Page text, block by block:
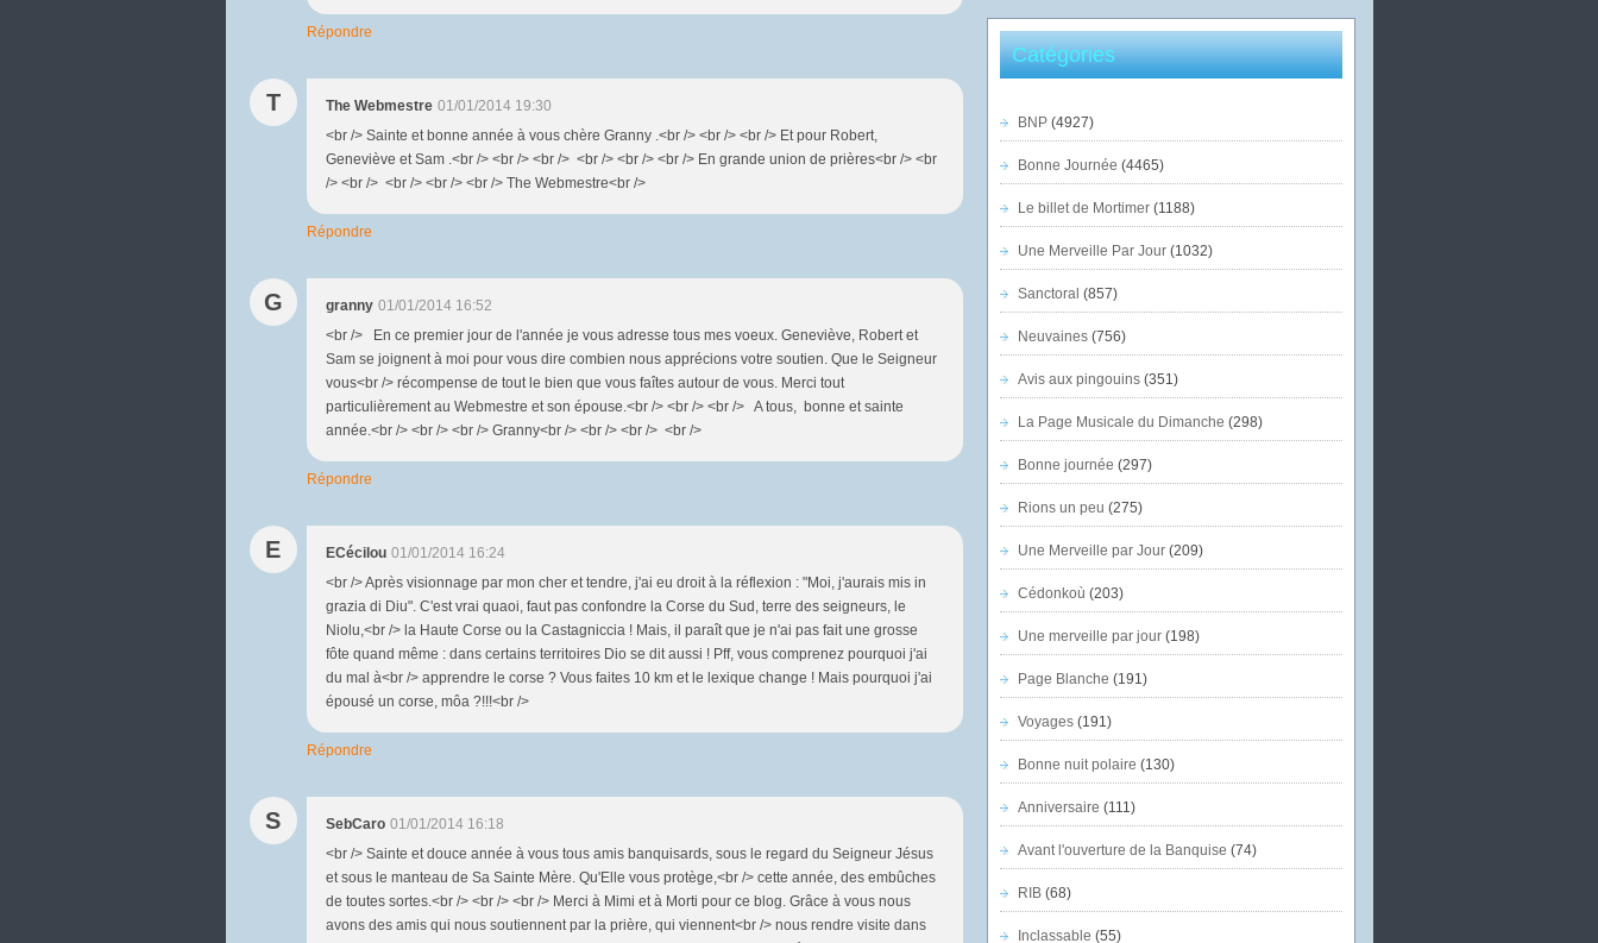
Répondre
T The Webmestre 01/01/2014 19:30
<br /> Sainte et bonne année à vous chère Granny .<br /> <br /> <br /> Et pour Robert,
Geneviève et Sam .<br /> <br /> <br /> <br /> <br /> <br /> En grande union de prières<br /> <br
/> <br /> <br /> <br /> <br /> The Webmestre<br />
Répondre
G granny 01/01/2014 16:52
<br /> En ce premier jour de l'année je vous adresse tous mes voeux. Geneviève, Robert et
Sam se joignent à moi pour vous dire combien nous apprécions votre soutien. Que le Seigneur
vous<br /> récompense de tout le bien que vous faîtes autour de vous. Merci tout
particulièrement au Webmestre et son épouse.<br /> <br /> <br /> A tous, bonne et sainte
année.<br /> <br /> <br /> Granny<br /> <br /> <br /> <br />
Répondre
E ECécilou 01/01/2014 16:24
<br /> Après visionnage par mon cher et tendre, j'ai eu droit à la réflexion : "Moi, j'aurais mis in
grazia di Diu". C'est vrai quaoi, faut pas confondre la Corse du Sud, terre des seigneurs, le
Niolu,<br /> la Haute Corse ou la Castagniccia ! Mais, il paraît que je n'ai pas fait une grosse
fôte quand même : dans certains territoires Dio se dit aussi ! Pff, vous comprenez pourquoi j'ai
du mal à<br /> apprendre le corse ? Vous faites 10 km et le lexique change ! Mais pourquoi j'ai
épousé un corse, môa ?!!!<br />
Répondre
S SebCaro 01/01/2014 16:18
<br /> Sainte et douce année à vous tous amis banquisards, sous le regard du Seigneur Jésus
et sous le manteau de Sa Sainte Mère. Qu'Elle vous protège,<br /> cette année, des embûches
de toutes sortes.<br /> <br /> <br /> Merci à Mimi et à Morti pour ce blog. Grâce à vous nous
avons des amis qui nous soutiennent par la prière, qui viennent<br /> nous rendre visite dans
Catégories
BNP(4927)
Bonne Journée (4465)
Le billet de Mortimer(1188)
Une Merveille Par Jour(1032)
Sanctoral (857)
Neuvaines(756)
Avis aux pingouins(351)
La Page Musicale du Dimanche (298)
Bonne journée (297)
Rions un peu (275)
Une Merveille par Jour(209)
Cédonkoù (203)
Une merveille par jour(198)
Page Blanche (191)
Voyages(191)
Bonne nuit polaire (130)
Anniversaire (111)
Avant l'ouverture de la Banquise (74)
RIB(68)
Inclassable (55)